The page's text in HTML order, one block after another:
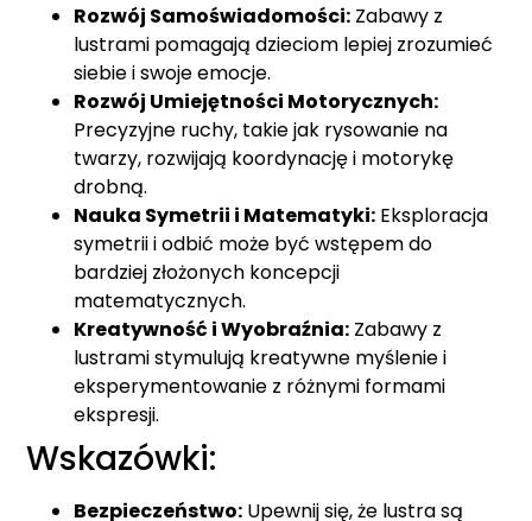
Rozwój Samoświadomości: Zabawy z
lustrami pomagają dzieciom lepiej zrozumieć
siebie i swoje emocje.
Rozwój Umiejętności Motorycznych:
Precyzyjne ruchy, takie jak rysowanie na
twarzy, rozwijają koordynację i motorykę
drobną.
Nauka Symetrii i Matematyki: Eksploracja
symetrii i odbić może być wstępem do
bardziej złożonych koncepcji
matematycznych.
Kreatywność i Wyobraźnia: Zabawy z
lustrami stymulują kreatywne myślenie i
eksperymentowanie z różnymi formami
ekspresji.
Wskazówki:
Bezpieczeństwo: Upewnij się, że lustra są